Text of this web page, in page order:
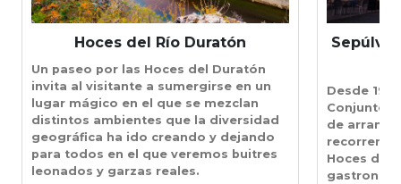
Hoces del Río Duratón
Un paseo por las Hoces del Duratón
invita al visitante a sumergirse en un
lugar mágico en el que se mezclan
distintos ambientes que la diversidad
geográfica ha ido creando y dejando
para todos en el que veremos buitres
leonados y garzas reales.
Desde
Conjunto
de
recorrer el
Hoces del